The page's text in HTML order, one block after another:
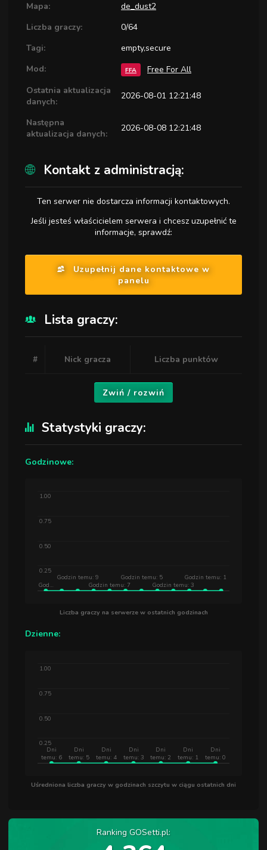
Mapa:
de_dust2
Liczba graczy:
0/64
Tagi:
empty,secure
Mod:
FFA
Free For All
Ostatnia aktualizacja
danych:
2026-08-01 12:21:48
Następna
aktualizacja danych:
2026-08-08 12:21:48
Kontakt z administracją:
Ten serwer nie dostarcza informacji kontaktowych.
Jeśli jesteś właścicielem serwera i chcesz uzupełnić te
informacje, sprawdź:
Uzupełnij dane kontaktowe w
panelu
Lista graczy:
# Nick gracza Liczba punktów
Zwiń / rozwiń
Statystyki graczy:
Godzinowe:
God…
Godzin temu: 9
Godzin temu: 7
Godzin temu: 5
Godzin temu: 3
Godzin temu: 1
0.25
0.50
0.75
1.00
Liczba graczy na serwerze w ostatnich godzinach
Dzienne:
temu: 6
Dni
temu: 5
Dni
temu: 4
Dni
temu: 3
Dni
temu: 2
Dni
temu: 1
Dni
temu: 0
Dni
0.25
0.50
0.75
1.00
Uśredniona liczba graczy w godzinach szczytu w ciągu ostatnich dni
Ranking GOSetti.pl: